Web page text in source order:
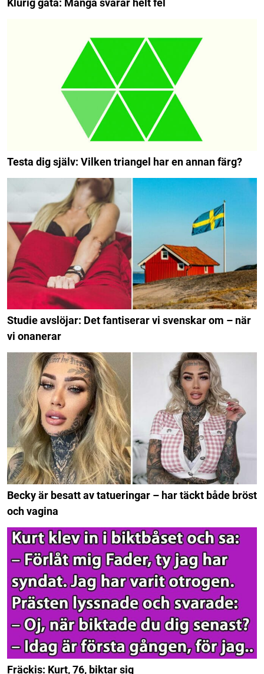
Klurig gåta: Många svarar helt fel
Testa dig själv: Vilken triangel har en annan färg?
Studie avslöjar: Det fantiserar vi svenskar om – när
vi onanerar
Becky är besatt av tatueringar – har täckt både bröst
och vagina
Fräckis: Kurt, 76, biktar sig